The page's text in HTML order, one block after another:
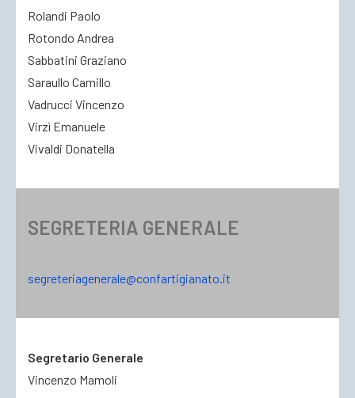
Rolandi Paolo
Rotondo Andrea
Sabbatini Graziano
Saraullo Camillo
Vadrucci Vincenzo
Virzì Emanuele
Vivaldi Donatella
SEGRETERIA GENERALE
segreteriagenerale@confartigianato.it
Segretario Generale
Vincenzo Mamoli